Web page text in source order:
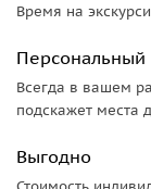
Время на
Персональный
Всегда в вашем
подскажет места
Выгодно